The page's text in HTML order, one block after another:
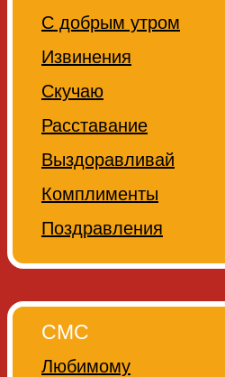
С добрым утром
Извинения
Скучаю
Расставание
Выздоравливай
Комплименты
Поздравления
СМС
Любимому